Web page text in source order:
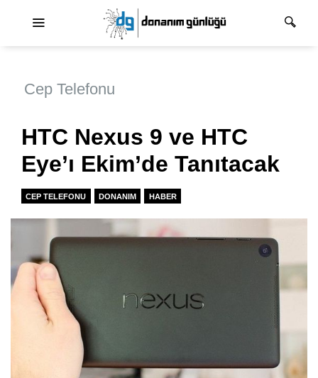
Cep Telefonu
HTC Nexus 9 ve HTC
Eye’ı Ekim’de Tanıtacak
CEP TELEFONU DONANIM HABER